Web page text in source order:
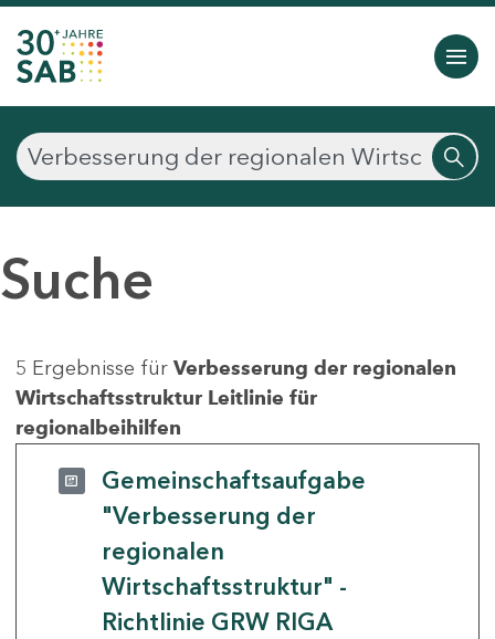
Suche
5 Ergebnisse für Verbesserung der regionalen
Wirtschaftsstruktur Leitlinie für
regionalbeihilfen
Gemeinschaftsaufgabe
"Verbesserung der
regionalen
Wirtschaftsstruktur" -
Richtlinie GRW RIGA